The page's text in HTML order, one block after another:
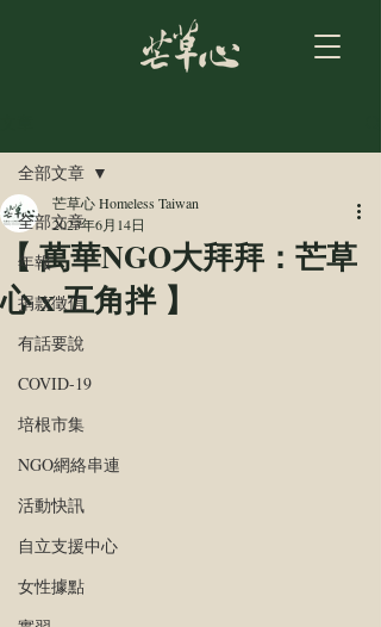
全部文章
年報
捐款徵信
有話要說
COVID-19
培根市集
NGO網絡串連
活動快訊
自立支援中心
女性據點
全部文章
【 萬華NGO大拜拜：芒草
心 x 五角拌 】
芒草心 Homeless Taiwan
2023年6月14日